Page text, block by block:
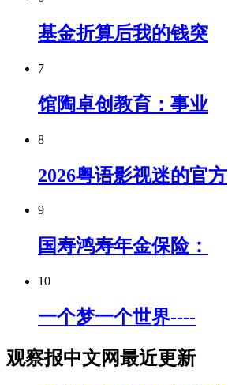
基金折算后我的钱突
7
馆陶卓创教育：事业
8
2026粤语影视迷的官方
9
国寿鸿寿年金保险：
10
一个梦一个世界----
观察报中文网最近更新